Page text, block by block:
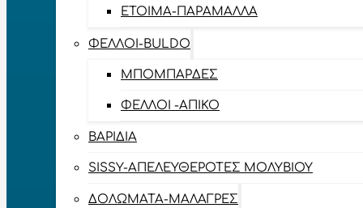
ΈΤΟΙΜΑ-ΠΑΡΆΜΑΛΛΑ
ΦΕΛΛΟΊ-BULDO
ΜΠΟΜΠΆΡΔΕΣ
ΦΕΛΛΟΊ -ΑΠΊΚΟ
ΒΑΡΊΔΙΑ
SISSY-ΑΠΕΛΕΥΘΕΡΟΤΈΣ ΜΟΛΥΒΙΟΎ
ΔΟΛΏΜΑΤΑ-ΜΑΛΆΓΡΕΣ